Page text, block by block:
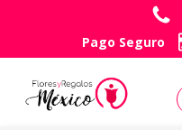
Pago Seguro